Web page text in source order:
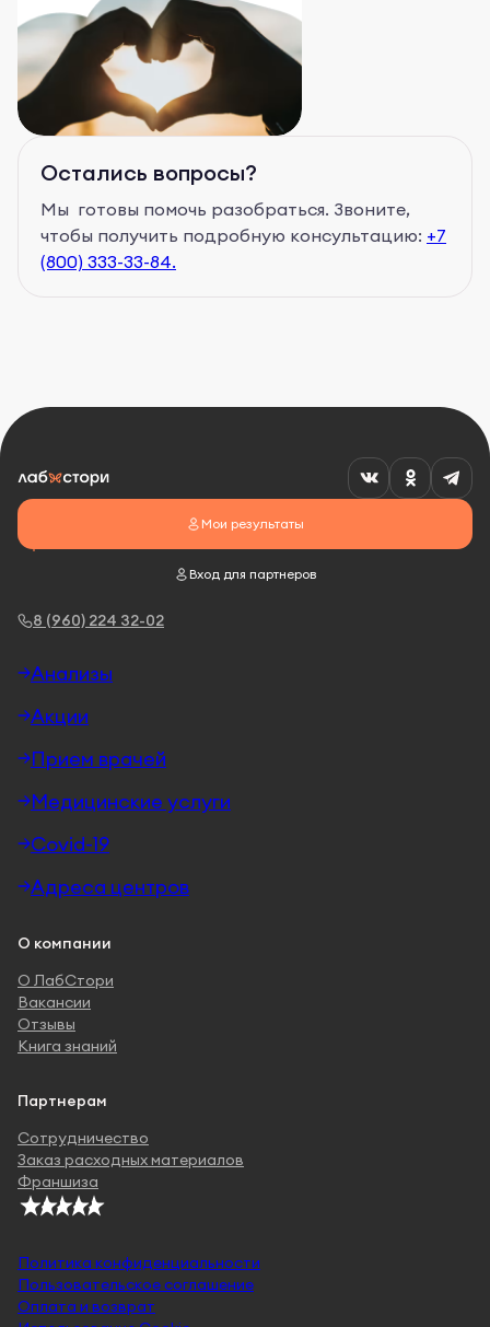
Остались вопросы?
Мы готовы помочь разобраться. Звоните,
чтобы получить подробную консультацию: +7
(800) 333-33-84.
8 (960) 224 32-02
Мои результаты
Вход для партнеров
Анализы
Акции
Прием врачей
Медицинские услуги
Covid-19
Адреса центров
О компании
О ЛабСтори
Вакансии
Отзывы
Книга знаний
Партнерам
Сотрудничество
Заказ расходных материалов
Франшиза
Политика конфиденциальности
Пользовательское соглашение
Оплата и возврат